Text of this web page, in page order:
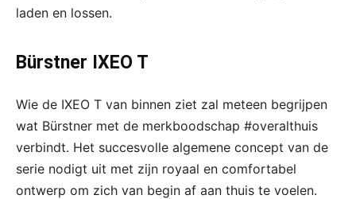
laden en lossen.
Bürstner IXEO T
Wie de IXEO T van binnen ziet zal meteen begrijpen
wat Bürstner met de merkboodschap #overalthuis
verbindt. Het succesvolle algemene concept van de
serie nodigt uit met zijn royaal en comfortabel
ontwerp om zich van begin af aan thuis te voelen.